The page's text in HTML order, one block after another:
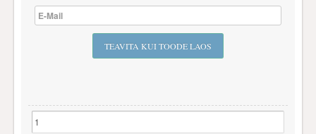
LELUD (2)
AJUTISED ERIPAKKUMISED (3)